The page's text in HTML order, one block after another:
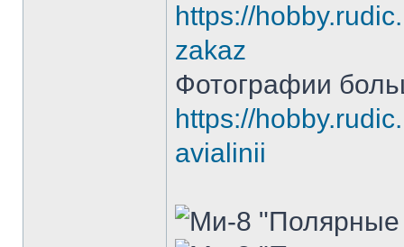
https://
zakaz
Фотографии
https://
avialinii